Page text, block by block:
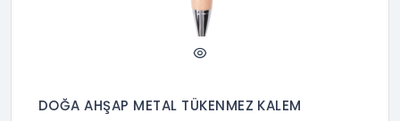
DOĞA AHŞAP METAL TÜKENMEZ KALEM